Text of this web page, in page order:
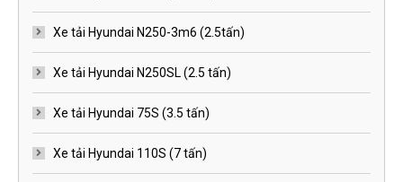
Xe tải Hyundai N250-3m6 (2.5tấn)
Xe tải Hyundai N250SL (2.5 tấn)
Xe tải Hyundai 75S (3.5 tấn)
Xe tải Hyundai 110S (7 tấn)